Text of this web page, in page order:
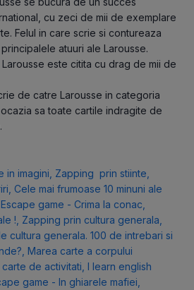
cu zeci de mii de exemplare
Felul in care scrie si contureaza
atuuri ale Larousse.
este citita cu drag de mii de
de catre Larousse in categoria
sa toate cartile indragite de
in imagini Zapping prin stiinte
Cele mai frumoase 10 minuni ale
Escape game - Crima la conac
! Zapping prin cultura generala
cultura generala. 100 de intrebari si
Marea carte a corpului
carte de activitati I learn english
game - In ghiarele mafiei